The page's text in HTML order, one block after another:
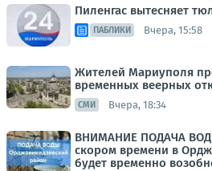
Пиленгас вытесняет
ПАБЛИКИ Вчера, 15:58
Жителей Мариуполя
временных веерных
СМИ Вчера, 18:34
ВНИМАНИЕ ПОДАЧА
скором времени в
будет временно